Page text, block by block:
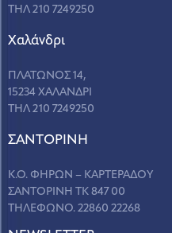
ΤΗΛ 210 7249250
Χαλάνδρι
ΠΛΑΤΩΝΟΣ 14,
15234 ΧΑΛΑΝΔΡΙ
ΤΗΛ 210 7249250
ΣANΤΟΡΙΝΗ
Κ.Ο. ΦΗΡΩΝ – ΚΑΡΤΕΡΑΔΟΥ
ΣΑΝΤΟΡΙΝΗ ΤΚ 847 00
ΤΗΛΕΦΩΝΟ. 22860 22268